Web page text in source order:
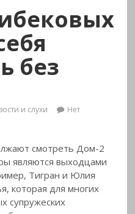
без
и слухи
Нет
смотреть Дом-2
являются выходцами
Тигран и Юлия
которая для многих
супружеских